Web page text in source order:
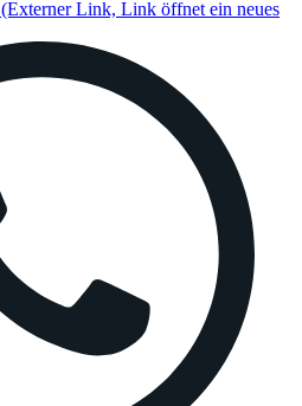
(Externer Link, Link öffnet ein neues